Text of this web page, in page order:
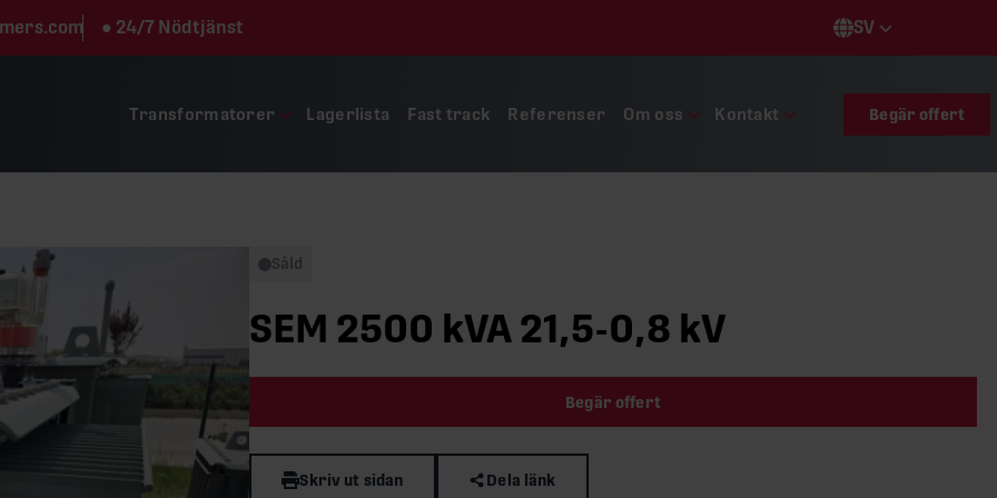
● 24/7 Nödtjänst SV
Languages
Transformatorer Lagerlista Fast track Referenser Om oss Kontakt Begär offert
Såld
SEM 2500 kVA 21,5-0,8 kV
Begär offert
Skriv ut sidan Dela länk